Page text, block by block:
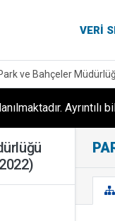
VERI
ve Bahçeler
Ayrıntılı